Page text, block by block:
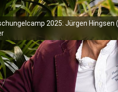
2025: Jürgen Hingsen